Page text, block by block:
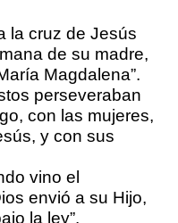
la cruz de Jesús
de su madre,
Magdalena”.
perseveraban
con las mujeres,
y con sus
vino el
envió a su Hijo,
la ley”.